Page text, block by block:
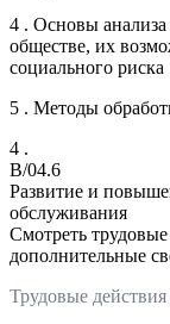
4 . Основы
обществе, их
социального риска
5 . Методы
4 .
B/04.6
Развитие и
обслуживания
Смотреть
дополнительные
Трудовые действия